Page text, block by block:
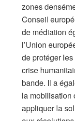
zones
Conseil
de médiation
l’Union
de protéger
crise
bande. Il a
la mobilisation
appliquer la